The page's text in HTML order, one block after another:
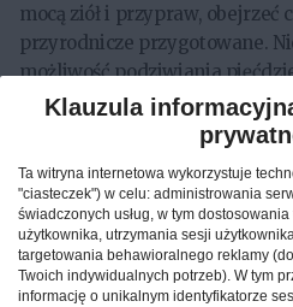
mocą ziół i przypraw, obejrzeć
przyrodnicze przygotowane.
możliwość podziwiania
lecie Muzeum zabytków, a
swoich sił w poszukiwaniu
PROGRAM:
Zielona historia
W programie:
Klauzula
Ta witryna internetowa wykorzystuje
"ciasteczek") w celu: administrowania
świadczonych usług, w tym
użytkownika, utrzymania sesji
targetowania behawioralnego reklamy
Twoich indywidualnych potrzeb). W tym
informację o unikalnym identyfikatorze